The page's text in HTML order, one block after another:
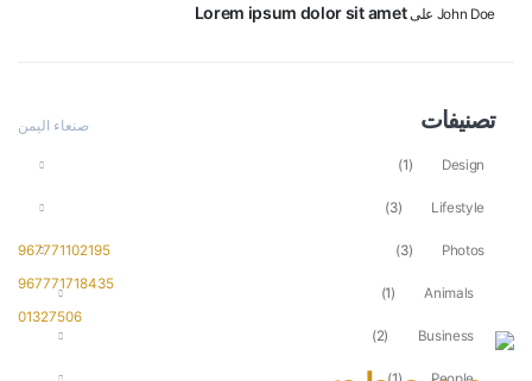
John Doe علىLorem ipsum dolor sit amet
تصنيفات
Design
(1)
Lifestyle
(3)
Photos
(3)
Animals
(1)
Business
(2)
صنعاء اليمن
تواصل معنا
ارقام التواصل
967771102195
967771718435
01327506